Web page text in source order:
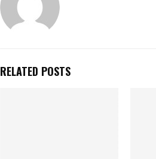
RELATED POSTS